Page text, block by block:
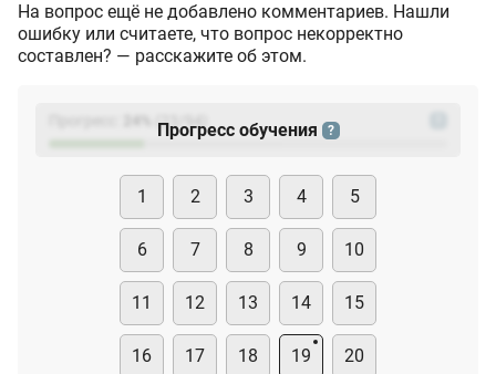
На вопрос ещё не добавлено комментариев. Нашли
ошибку или считаете, что вопрос некорректно
составлен? — расскажите об этом.
(23
Прогресс обучения ?
1 2 3 4 5
6 7 8 9 10
11 12 13 14 15
16 17 18 19 20